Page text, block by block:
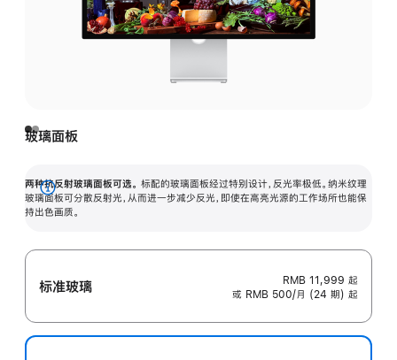
玻璃面板
两种抗反射玻璃面板可选。 标配的玻璃面板经过特别设计，反光率极低。纳米纹理
玻璃面板可分散反射光，从而进一步减少反光，即使在高亮光源的工作场所也能保
持出色画质。
展
开
标准玻璃 RMB 11,999 起
或 RMB 500/月 (24 期) 起